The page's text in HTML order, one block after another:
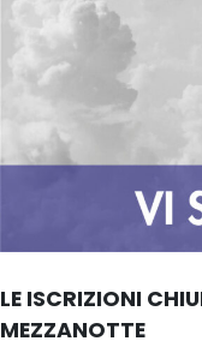
LE ISCRIZIONI
MEZZANOTTE